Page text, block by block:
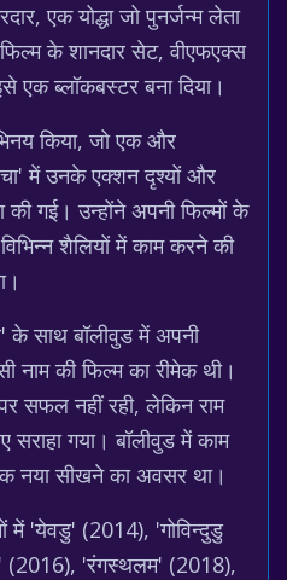
एक योद्धा जो पुनर्जन्म लेता
के शानदार सेट, वीएफएक्स
ब्लॉकबस्टर बना दिया।
किया, जो एक और
में उनके एक्शन दृश्यों और
गई। उन्होंने अपनी फिल्मों के
शैलियों में काम करने की
साथ बॉलीवुड में अपनी
की फिल्म का रीमेक थी।
सफल नहीं रही, लेकिन राम
गया। बॉलीवुड में काम
नया सीखने का अवसर था।
में 'येवडु' (2014), 'गोविन्दुडु
(2016), 'रंगस्थलम' (2018),